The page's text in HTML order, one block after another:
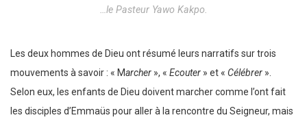
…le Pasteur Yawo Kakpo.
Les deux hommes de Dieu ont résumé leurs narratifs sur trois
mouvements à savoir : « Marcher », « Ecouter » et « Célébrer ».
Selon eux, les enfants de Dieu doivent marcher comme l’ont fait
les disciples d’Emmaüs pour aller à la rencontre du Seigneur, mais